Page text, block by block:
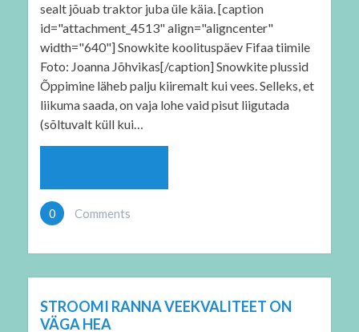
sealt jõuab traktor juba üle käia. [caption
id="attachment_4513" align="aligncenter"
width="640"] Snowkite koolituspäev Fifaa tiimile
Foto: Joanna Jõhvikas[/caption] Snowkite plussid
Õppimine läheb palju kiiremalt kui vees. Selleks, et
liikuma saada, on vaja lohe vaid pisut liigutada
(sõltuvalt küll kui…
0 Comments
STROOMI RANNA VEEKVALITEET ON
VÄGA HEA